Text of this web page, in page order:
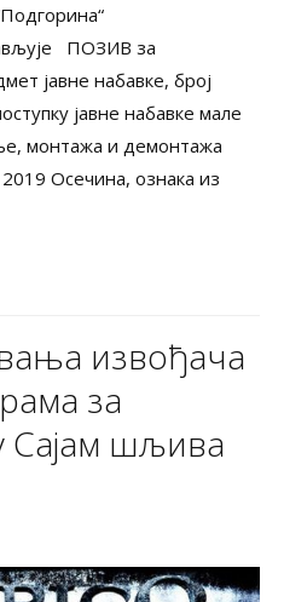
ПОЗИВ за
јавне набавке, број
јавне набавке мале
монтажа и демонтажа
Осечина, ознака из
извођача
за
Сајам шљива